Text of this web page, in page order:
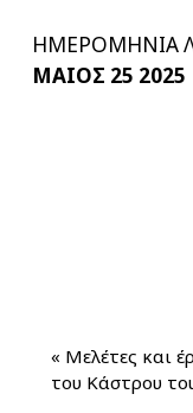
ΗΜΕΡΟΜΗΝΙΑ
ΜΑΙΟΣ 25 2025
« Μελέτες και
του Κάστρου